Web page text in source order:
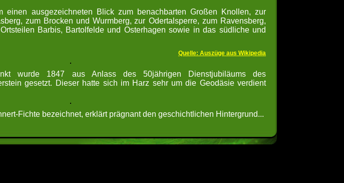
einen ausgezeichneten Blick zum benachbarten Großen Knollen, zur
zum Brocken und Wurmberg, zur Odertalsperre, zum Ravensberg,
Barbis, Bartolfelde und Osterhagen sowie in das südliche und
Quelle: Auszüge aus Wikipedia
wurde 1847 aus Anlass des 50jährigen Dienstjubiläums des
gesetzt. Dieser hatte sich im Harz sehr um die Geodäsie verdient
Fichte bezeichnet, erklärt prägnant den geschichtlichen Hintergrund...